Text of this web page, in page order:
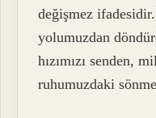
değişmez
yolumuzdan
hızımızı senden,
ruhumuzdaki